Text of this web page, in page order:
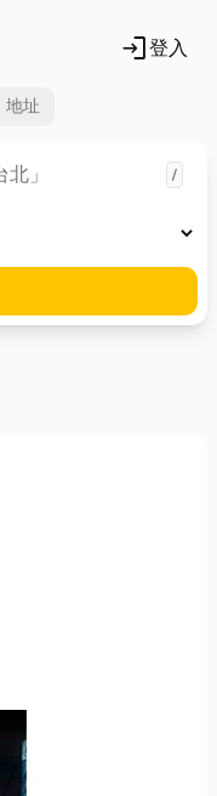
login登入
地址
/